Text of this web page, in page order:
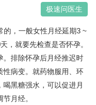
极速问医生
的，一般女性月经延期3 ~
，就要先检查是否怀孕。
。排除怀孕后月经推迟时
性病变。就药物服用、环
黑糖强水，可以促进月
节月经。